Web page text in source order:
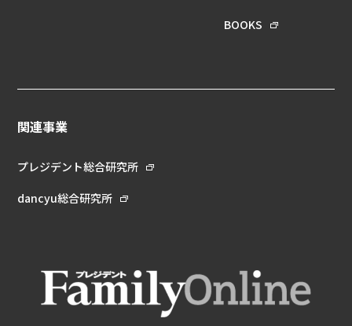
BOOKS
関連事業
プレジデント総合研究所
dancyu総合研究所